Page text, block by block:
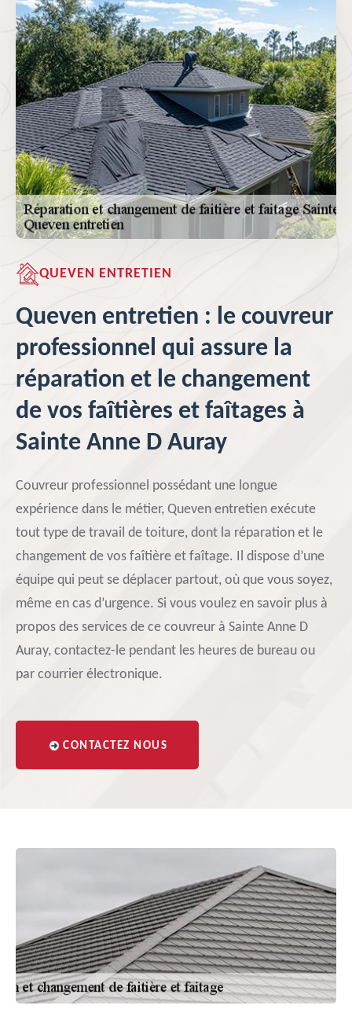
QUEVEN ENTRETIEN
Queven entretien : le couvreur
professionnel qui assure la
réparation et le changement
de vos faîtières et faîtages à
Sainte Anne D Auray
Couvreur professionnel possédant une longue
expérience dans le métier, Queven entretien exécute
tout type de travail de toiture, dont la réparation et le
changement de vos faîtière et faîtage. Il dispose d’une
équipe qui peut se déplacer partout, où que vous soyez,
même en cas d’urgence. Si vous voulez en savoir plus à
propos des services de ce couvreur à Sainte Anne D
Auray, contactez-le pendant les heures de bureau ou
par courrier électronique.
CONTACTEZ NOUS